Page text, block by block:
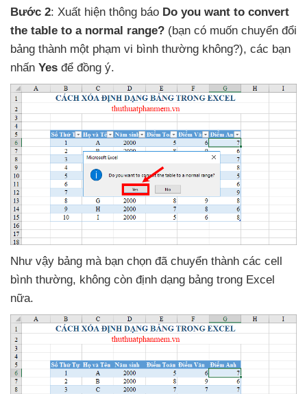
Bước 2: Xuất hiện thông báo Do you want to convert
the table to a normal range? (bạn có muốn chuyển đổi
bảng thành một phạm vi bình thường không?), các bạn
nhấn Yes để đồng ý.
Như vậy bảng mà bạn chọn đã chuyển thành các cell
bình thường, không còn định dạng bảng trong Excel
nữa.